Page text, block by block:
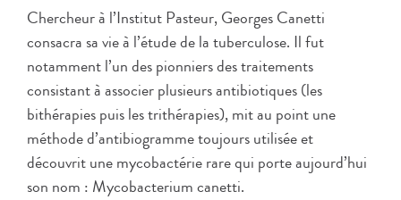
Chercheur à l’Institut Pasteur, Georges Canetti
consacra sa vie à l’étude de la tuberculose. Il fut
notamment l’un des pionniers des traitements
consistant à associer plusieurs antibiotiques (les
bithérapies puis les trithérapies), mit au point une
méthode d’antibiogramme toujours utilisée et
découvrit une mycobactérie rare qui porte aujourd’hui
son nom : Mycobacterium canetti.